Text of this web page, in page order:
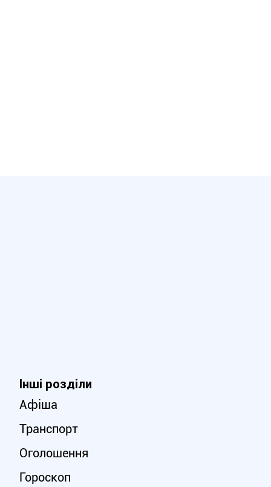
Інші розділи
Афіша
Транспорт
Оголошення
Гороскоп